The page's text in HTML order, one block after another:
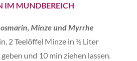
IM MUNDBEREICH
Minze und Myrrhe
2 Teelöffel Minze in ½ Liter
und 10 min ziehen lassen.